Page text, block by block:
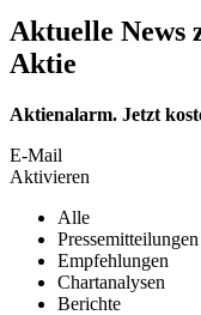
Aktuelle News
Aktie
Aktienalarm. Jetzt
E-Mail
Aktivieren
Alle
Pressemitteilungen
Empfehlungen
Chartanalysen
Berichte